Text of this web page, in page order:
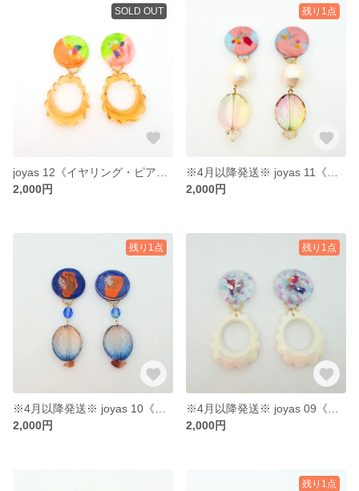
SOLD OUT
2,000円
残り1点
2,000円
残り1点
2,000円
残り1点
2,000円
残り1点